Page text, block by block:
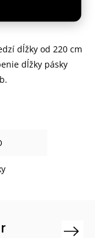
dĺžky od 220 cm
dĺžky pásky
Next